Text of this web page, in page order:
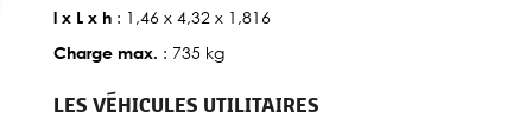
l x L x h: 1,46 x 4,32 x 1,816
Charge max. : 735 kg
LES VÉHICULES UTILITAIRES